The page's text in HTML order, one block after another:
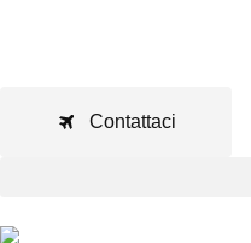
Contattaci